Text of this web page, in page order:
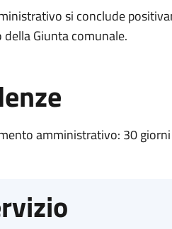
si conclude
Giunta comunale.
amministrativo: 30 giorni